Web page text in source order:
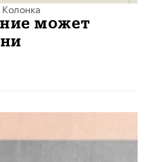
Колонка
может